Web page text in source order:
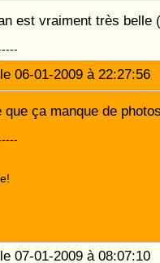
est vraiment très belle
06-01-2009 à
que ça manque de
07-01-2009 à